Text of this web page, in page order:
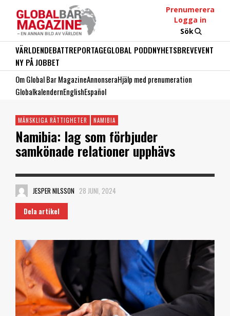
Prenumerera
Logga in
Sök
VÄRLDENDEBATTREPORTAGEGLOBAL PODDNYHETSBREVEVENT
NY PÅ JOBBET
Om Global Bar MagazineAnnonseraHjälp med prenumeration
GlobalkalendernEnglishEspañol
MÄNSKLIGA RÄTTIGHETER NAMIBIA
Namibia: lag som förbjuder
samkönade relationer upphävs
JESPER NILSSON 28 JUNI, 2024
Dela artikel